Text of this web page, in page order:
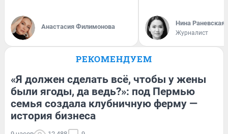
Анастасия Филимонова Нина Раневская
Журналист
РЕКОМЕНДУЕМ
«Я должен сделать всё, чтобы у жены
были ягоды, да ведь?»: под Пермью
семья создала клубничную ферму —
история бизнеса